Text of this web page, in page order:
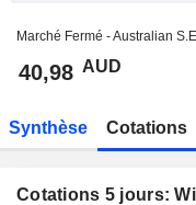
Marché Fermé -Australian
40,98 AUD
Synthèse Cotations
Cotations 5 jours: